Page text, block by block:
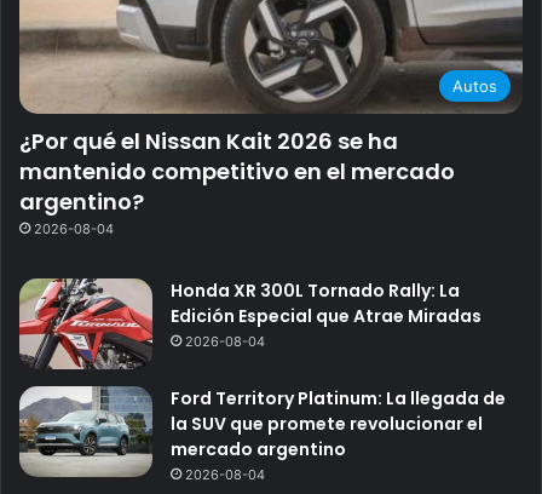
Autos
¿Por qué el Nissan Kait 2026 se ha
mantenido competitivo en el mercado
argentino?
2026-08-04
Honda XR 300L Tornado Rally: La
Edición Especial que Atrae Miradas
2026-08-04
Ford Territory Platinum: La llegada de
la SUV que promete revolucionar el
mercado argentino
2026-08-04